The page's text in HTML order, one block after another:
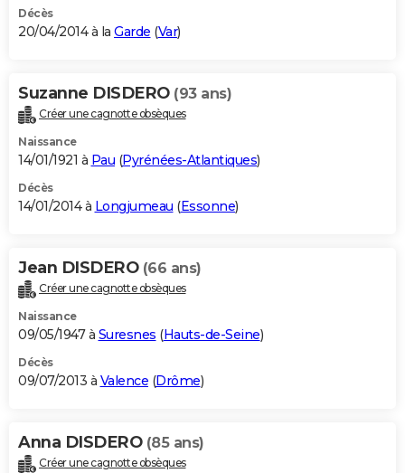
Décès
20/04/2014 à la Garde (Var)
Suzanne DISDERO (93 ans)
Créer une cagnotte obsèques
Naissance
14/01/1921 à Pau (Pyrénées-Atlantiques)
Décès
14/01/2014 à Longjumeau (Essonne)
Jean DISDERO (66 ans)
Créer une cagnotte obsèques
Naissance
09/05/1947 à Suresnes (Hauts-de-Seine)
Décès
09/07/2013 à Valence (Drôme)
Anna DISDERO (85 ans)
Créer une cagnotte obsèques